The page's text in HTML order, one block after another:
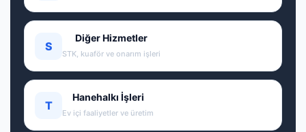
S
Diğer Hizmetler
STK, kuaför ve onarım işleri
T
Hanehalkı İşleri
Ev içi faaliyetler ve üretim